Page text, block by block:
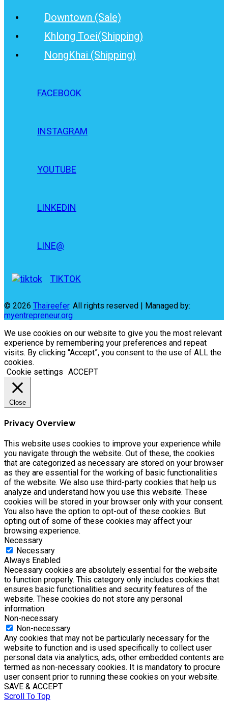
Downtown (Sale)
Khlong Toei(Shipping)
NongKhai (Shipping)
FACEBOOK
INSTAGRAM
YOUTUBE
LINKEDIN
LINE@
TIKTOK
© 2026 Thaireefer. All rights reserved | Managed by:
myentrepreneur.org
We use cookies on our website to give you the most relevant
experience by remembering your preferences and repeat
visits. By clicking “Accept”, you consent to the use of ALL the
cookies.
Cookie settings ACCEPT
Close
Privacy Overview
This website uses cookies to improve your experience while
you navigate through the website. Out of these, the cookies
that are categorized as necessary are stored on your browser
as they are essential for the working of basic functionalities
of the website. We also use third-party cookies that help us
analyze and understand how you use this website. These
cookies will be stored in your browser only with your consent.
You also have the option to opt-out of these cookies. But
opting out of some of these cookies may affect your
browsing experience.
Necessary
Necessary
Always Enabled
Necessary cookies are absolutely essential for the website
to function properly. This category only includes cookies that
ensures basic functionalities and security features of the
website. These cookies do not store any personal
information.
Non-necessary
Non-necessary
Any cookies that may not be particularly necessary for the
website to function and is used specifically to collect user
personal data via analytics, ads, other embedded contents are
termed as non-necessary cookies. It is mandatory to procure
user consent prior to running these cookies on your website.
SAVE & ACCEPT
Scroll To Top